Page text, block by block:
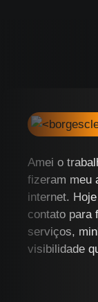
Amei o
fizeram meu
internet.
contato para
serviços,
visibilidade